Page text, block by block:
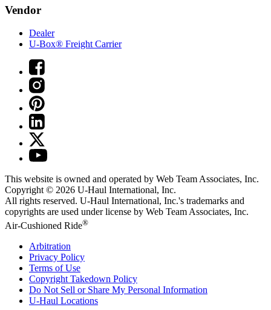
Vendor
Dealer
U-Box® Freight Carrier
This website is owned and operated by Web Team Associates, Inc.
Copyright © 2026 U-Haul International, Inc.
All rights reserved. U-Haul International, Inc.'s trademarks and
copyrights are used under license by Web Team Associates, Inc.
Air-Cushioned Ride®
Arbitration
Privacy Policy
Terms of Use
Copyright Takedown Policy
Do Not Sell or Share My Personal Information
U-Haul Locations